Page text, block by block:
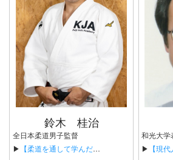
鈴木 桂治
全日本柔道男子監督
▶ 【柔道を通して学んだ事】
▶ 【現代人が